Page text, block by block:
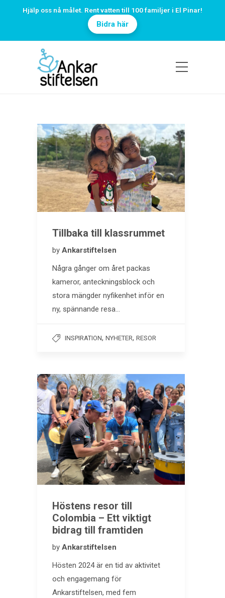
Hjälp oss nå målet. Rent vatten till 100 familjer i El Pinar!
Bidra här
Tillbaka till klassrummet
by Ankarstiftelsen
Några gånger om året packas
kameror, anteckningsblock och
stora mängder nyfikenhet inför en
ny, spännande resa…
INSPIRATION, NYHETER, RESOR
Höstens resor till
Colombia – Ett viktigt
bidrag till framtiden
by Ankarstiftelsen
Hösten 2024 är en tid av aktivitet
och engagemang för
Ankarstiftelsen, med fem